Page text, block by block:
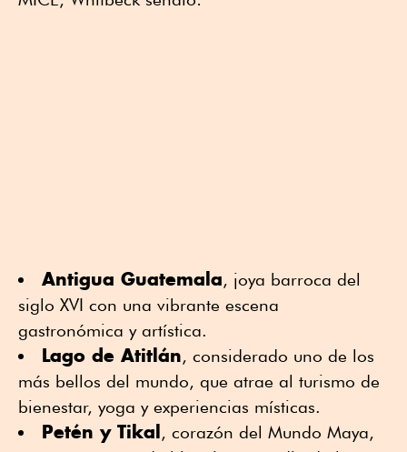
Antigua Guatemala, joya barroca del
siglo XVI con una vibrante escena
gastronómica y artística.
Lago de Atitlán, considerado uno de los
más bellos del mundo, que atrae al turismo de
bienestar, yoga y experiencias místicas.
Petén y Tikal, corazón del Mundo Maya,